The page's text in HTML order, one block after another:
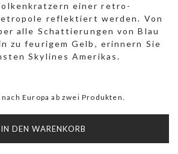
einer retro-
reflektiert werden. Von
alle Schattierungen von Blau
zu feurigem Gelb, erinnern Sie
Skylines Amerikas.
Europa ab zwei Produkten.
IN DEN WARENKORB